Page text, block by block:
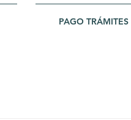
PAGO TRÁMITES